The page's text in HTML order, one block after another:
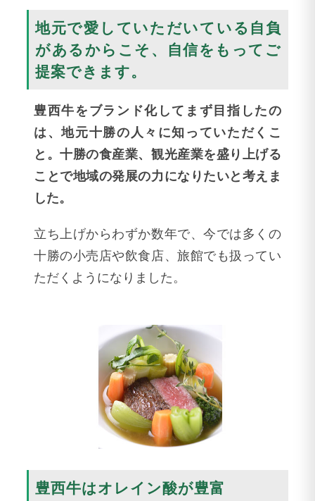
地元で愛していただいている自負
があるからこそ、自信をもってご
提案できます。
豊西牛をブランド化してまず目指したの
は、地元十勝の人々に知っていただくこ
と。十勝の食産業、観光産業を盛り上げる
ことで地域の発展の力になりたいと考えま
した。
立ち上げからわずか数年で、今では多くの
十勝の小売店や飲食店、旅館でも扱ってい
ただくようになりました。
豊西牛はオレイン酸が豊富